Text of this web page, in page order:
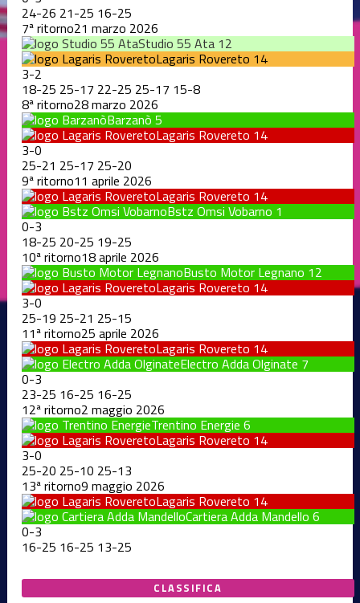
24-26 21-25 16-25
7ª ritorno21 marzo 2026
Studio 55 Ata 12
Lagaris Rovereto 14
3-2
18-25 25-17 22-25 25-17 15-8
8ª ritorno28 marzo 2026
Barzanò 5
Lagaris Rovereto 14
3-0
25-21 25-17 25-20
9ª ritorno11 aprile 2026
Lagaris Rovereto 14
Bstz Omsi Vobarno 1
0-3
18-25 20-25 19-25
10ª ritorno18 aprile 2026
Busto Motor Legnano 12
Lagaris Rovereto 14
3-0
25-19 25-21 25-15
11ª ritorno25 aprile 2026
Lagaris Rovereto 14
Electro Adda Olginate 7
0-3
23-25 16-25 16-25
12ª ritorno2 maggio 2026
Trentino Energie 6
Lagaris Rovereto 14
3-0
25-20 25-10 25-13
13ª ritorno9 maggio 2026
Lagaris Rovereto 14
Cartiera Adda Mandello 6
0-3
16-25 16-25 13-25
CLASSIFICA